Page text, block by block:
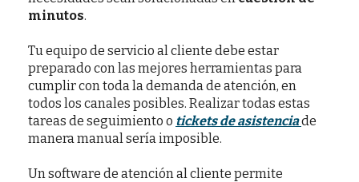
minutos.
Tu equipo de servicio al cliente debe estar
preparado con las mejores herramientas para
cumplir con toda la demanda de atención, en
todos los canales posibles. Realizar todas estas
tareas de seguimiento o tickets de asistenciade
manera manual sería imposible.
Un software de atención al cliente permite